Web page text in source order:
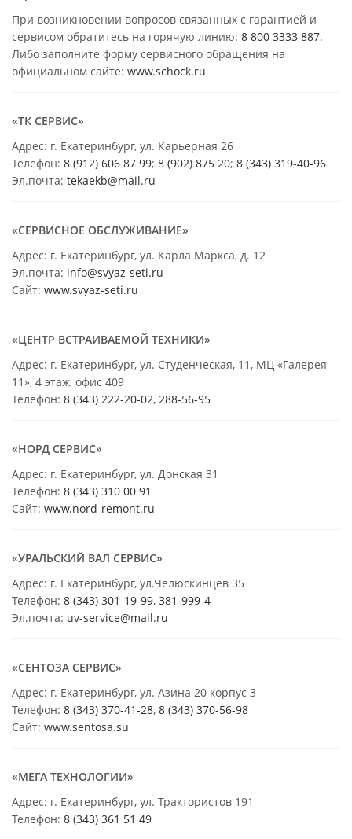
При возникновении вопросов связанных с гарантией и
сервисом обратитесь на горячую линию: 8 800 3333 887.
Либо заполните форму сервисного обращения на
официальном сайте: www.schock.ru
«ТК СЕРВИС»
Адрес: г. Екатеринбург, ул. Карьерная 26
Телефон: 8 (912) 606 87 99; 8 (902) 875 20; 8 (343) 319-40-96
Эл.почта: tekaekb@mail.ru
«СЕРВИСНОЕ ОБСЛУЖИВАНИЕ»
Адрес: г. Екатеринбург, ул. Карла Маркса, д. 12
Эл.почта: info@svyaz-seti.ru
Сайт: www.svyaz-seti.ru
«ЦЕНТР ВСТРАИВАЕМОЙ ТЕХНИКИ»
Адрес: г. Екатеринбург, ул. Студенческая, 11, МЦ «Галерея
11», 4 этаж, офис 409
Телефон: 8 (343) 222-20-02, 288-56-95
«НОРД СЕРВИС»
Адрес: г. Екатеринбург, ул. Донская 31
Телефон: 8 (343) 310 00 91
Сайт: www.nord-remont.ru
«УРАЛЬСКИЙ ВАЛ СЕРВИС»
Адрес: г. Екатеринбург, ул.Челюскинцев 35
Телефон: 8 (343) 301-19-99, 381-999-4
Эл.почта: uv-service@mail.ru
«СЕНТОЗА СЕРВИС»
Адрес: г. Екатеринбург, ул. Азина 20 корпус 3
Телефон: 8 (343) 370-41-28, 8 (343) 370-56-98
Сайт: www.sentosa.su
«МЕГА ТЕХНОЛОГИИ»
Адрес: г. Екатеринбург, ул. Трактористов 191
Телефон: 8 (343) 361 51 49